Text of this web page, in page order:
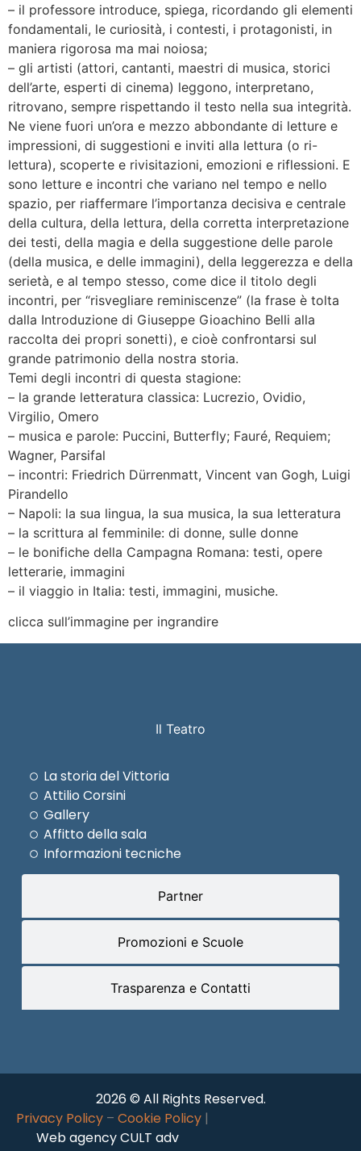
– il professore introduce, spiega, ricordando gli elementi
fondamentali, le curiosità, i contesti, i protagonisti, in
maniera rigorosa ma mai noiosa;
– gli artisti (attori, cantanti, maestri di musica, storici
dell’arte, esperti di cinema) leggono, interpretano,
ritrovano, sempre rispettando il testo nella sua integrità.
Ne viene fuori un’ora e mezzo abbondante di letture e
impressioni, di suggestioni e inviti alla lettura (o ri-
lettura), scoperte e rivisitazioni, emozioni e riflessioni. E
sono letture e incontri che variano nel tempo e nello
spazio, per riaffermare l’importanza decisiva e centrale
della cultura, della lettura, della corretta interpretazione
dei testi, della magia e della suggestione delle parole
(della musica, e delle immagini), della leggerezza e della
serietà, e al tempo stesso, come dice il titolo degli
incontri, per “risvegliare reminiscenze” (la frase è tolta
dalla Introduzione di Giuseppe Gioachino Belli alla
raccolta dei propri sonetti), e cioè confrontarsi sul
grande patrimonio della nostra storia.
Temi degli incontri di questa stagione:
– la grande letteratura classica: Lucrezio, Ovidio,
Virgilio, Omero
– musica e parole: Puccini, Butterfly; Fauré, Requiem;
Wagner, Parsifal
– incontri: Friedrich Dürrenmatt, Vincent van Gogh, Luigi
Pirandello
– Napoli: la sua lingua, la sua musica, la sua letteratura
– la scrittura al femminile: di donne, sulle donne
– le bonifiche della Campagna Romana: testi, opere
letterarie, immagini
– il viaggio in Italia: testi, immagini, musiche.
clicca sull’immagine per ingrandire
Il Teatro
Partner
Promozioni e Scuole
Trasparenza e Contatti
La storia del Vittoria
Attilio Corsini
Gallery
Affitto della sala
Informazioni tecniche
2026 © All Rights Reserved.
Privacy Policy – Cookie Policy |
Web agency CULT adv